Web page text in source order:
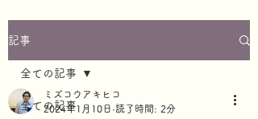
記事
全ての記事
全ての記事
ミズコウアキヒコ
2024年1月10日 読了時間: 2分